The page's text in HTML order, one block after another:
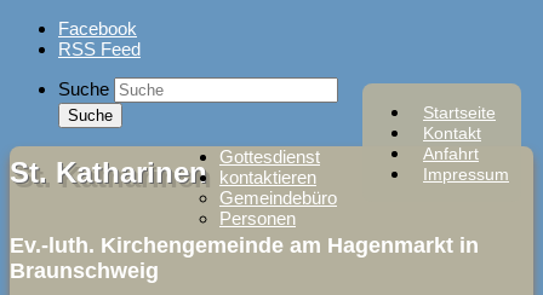
Skip
Facebook
RSS Feed
Startseite
Kontakt
Anfahrt
Impressum
Suche
St. Katharinen
Ev.-luth. Kirchengemeinde am Hagenmarkt in
Braunschweig
Gottesdienst
kontaktieren
Gemeindebüro
Personen